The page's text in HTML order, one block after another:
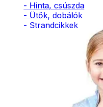
- Hinta, csúszda
- Ütők, dobálók
- Strandcikkek
- Egyéb nyári játékok